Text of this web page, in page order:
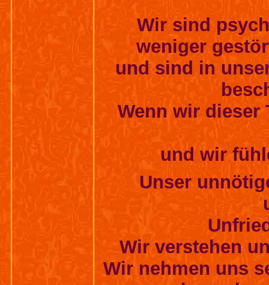
Wir sind
weniger
und sind in
Wenn wir dieser
und wir
Unser
Wir verstehen
Wir nehmen uns